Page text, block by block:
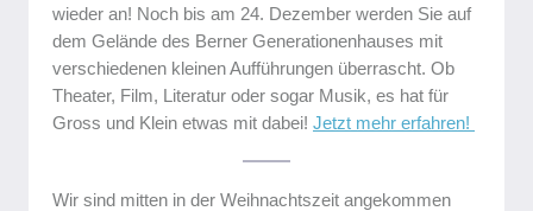
wieder an! Noch bis am 24. Dezember werden Sie auf
dem Gelände des Berner Generationenhauses mit
verschiedenen kleinen Aufführungen überrascht. Ob
Theater, Film, Literatur oder sogar Musik, es hat für
Gross und Klein etwas mit dabei! Jetzt mehr erfahren!
Wir sind mitten in der Weihnachtszeit angekommen